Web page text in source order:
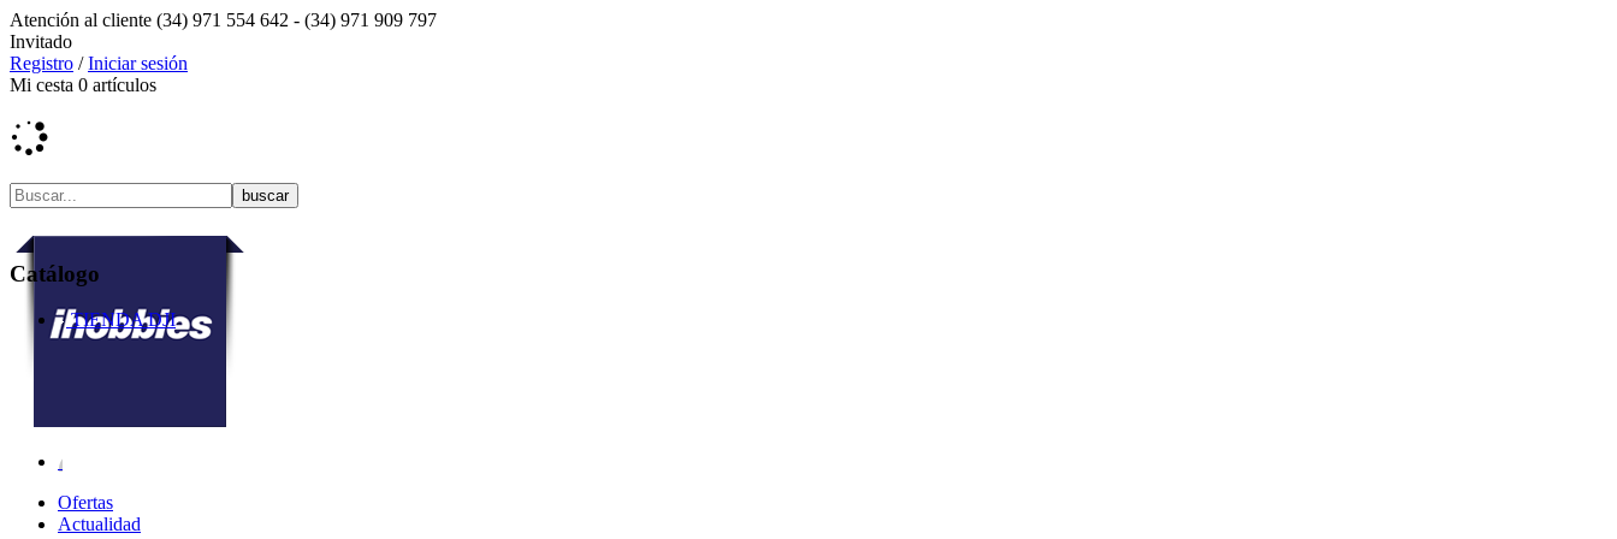
Atención al cliente (34) 971 554 642 - (34) 971 909 797
Invitado
Registro /Iniciar sesión
Mi cesta 0 artículos
Ofertas
Actualidad
Catálogo
TIENDA DJI